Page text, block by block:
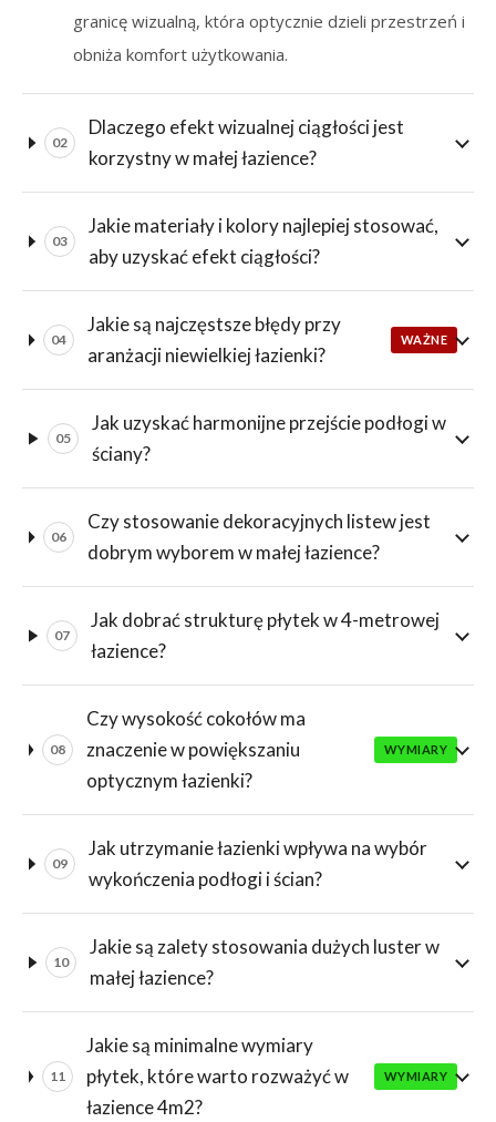
granicę wizualną, która optycznie dzieli przestrzeń i
obniża komfort użytkowania.
02
Dlaczego efekt wizualnej ciągłości jest
korzystny w małej łazience?
03
Jakie materiały i kolory najlepiej stosować,
aby uzyskać efekt ciągłości?
04
Jakie są najczęstsze błędy przy
aranżacji niewielkiej łazienki?
WAŻNE
05
Jak uzyskać harmonijne przejście podłogi w
ściany?
06
Czy stosowanie dekoracyjnych listew jest
dobrym wyborem w małej łazience?
07
Jak dobrać strukturę płytek w 4-metrowej
łazience?
08
Czy wysokość cokołów ma
znaczenie w powiększaniu
optycznym łazienki?
WYMIARY
09
Jak utrzymanie łazienki wpływa na wybór
wykończenia podłogi i ścian?
10
Jakie są zalety stosowania dużych luster w
małej łazience?
11
Jakie są minimalne wymiary
płytek, które warto rozważyć w
łazience 4m2?
WYMIARY